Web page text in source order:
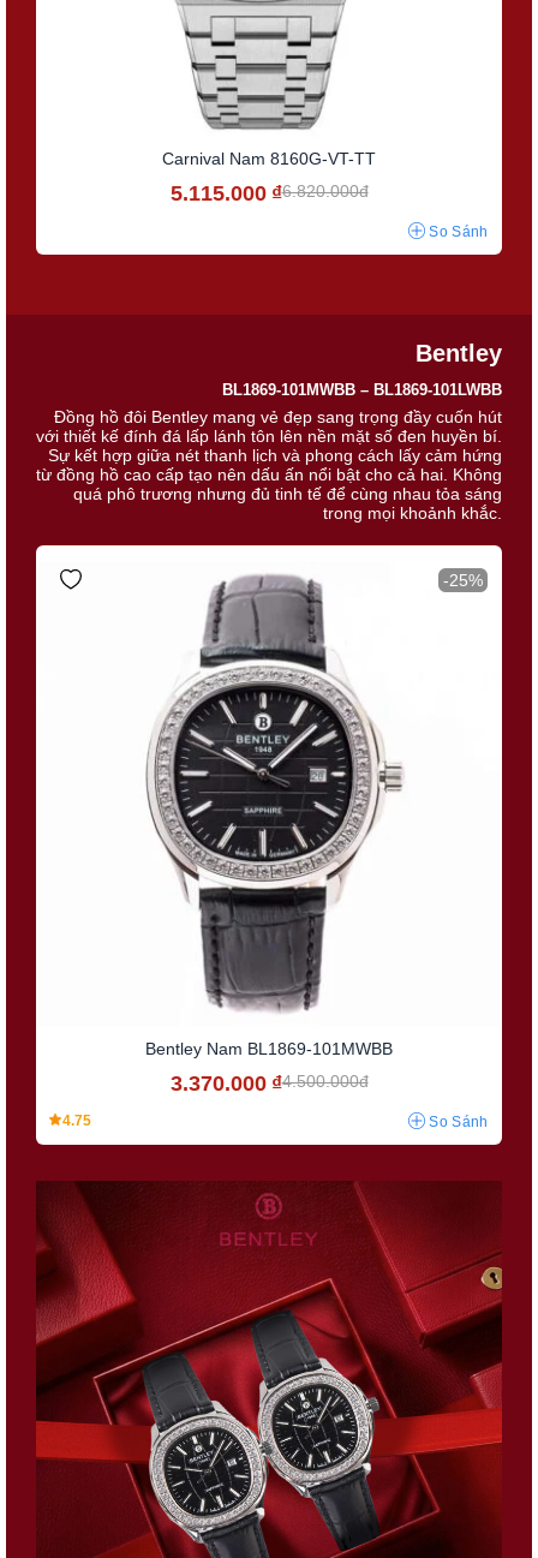
Carnival Nam 8160G-VT-TT
5.115.000 ₫6.820.000đ
So Sánh
Bentley
BL1869-101MWBB – BL1869-101LWBB
Đồng hồ đôi Bentley mang vẻ đẹp sang trọng đầy cuốn hút
với thiết kế đính đá lấp lánh tôn lên nền mặt số đen huyền bí.
Sự kết hợp giữa nét thanh lịch và phong cách lấy cảm hứng
từ đồng hồ cao cấp tạo nên dấu ấn nổi bật cho cả hai. Không
quá phô trương nhưng đủ tinh tế để cùng nhau tỏa sáng
trong mọi khoảnh khắc.
-25%
Bentley Nam BL1869-101MWBB
3.370.000 ₫4.500.000đ
4.75 So Sánh